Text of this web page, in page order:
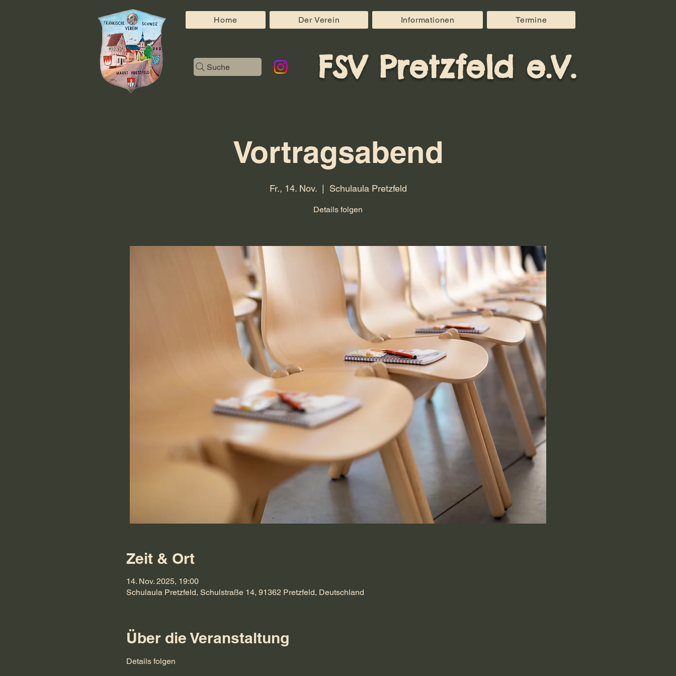
Suche FSV Pretzfeld e.V.
Home Der Verein Informationen Termine
Vortragsabend
Fr., 14. Nov.
  |
Schulaula Pretzfeld
Details folgen
Zeit & Ort
14. Nov. 2025, 19:00
Schulaula Pretzfeld, Schulstraße 14, 91362 Pretzfeld, Deutschland
Über die Veranstaltung
Details folgen